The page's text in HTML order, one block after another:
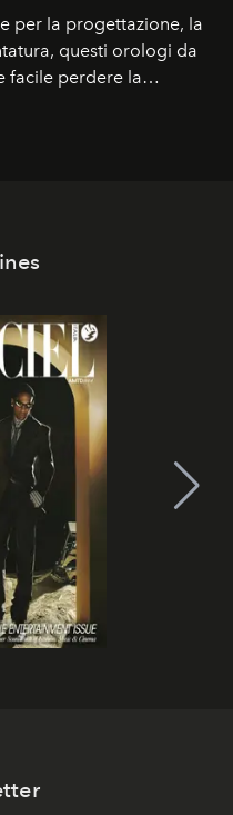
per la progettazione, la
questi orologi da
facile perdere la
così